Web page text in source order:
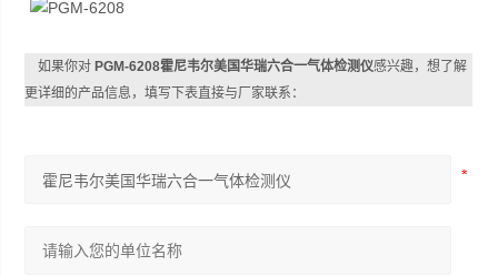
如果你对PGM-6208霍尼韦尔美国华瑞六合一气体检测仪感兴趣，想了解
更详细的产品信息，填写下表直接与厂家联系：